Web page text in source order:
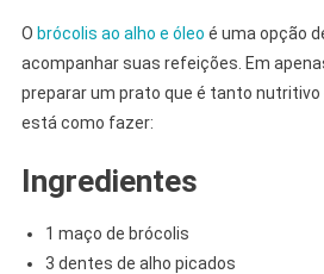
O brócolis ao alho e óleo é uma opção
acompanhar suas refeições. Em
preparar um prato que é tanto nutritivo
está como fazer:
Ingredientes
1 maço de brócolis
3 dentes de alho picados